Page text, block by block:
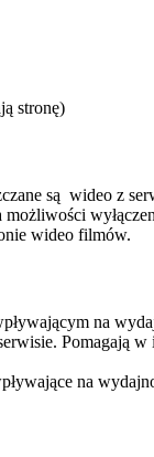
stronę)
są wideo z
wideo filmów.
na
Pomagają
na